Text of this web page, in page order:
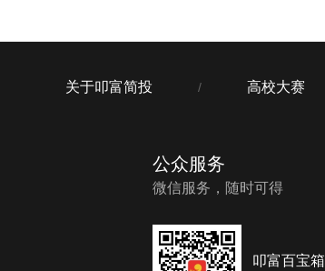
关于叩富简投 / 高校大赛
公众服务
微信服务，随时可得
叩富百宝箱